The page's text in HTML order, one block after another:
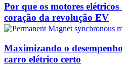
Por que os motores
coração da revolução EV
Maximizando o
carro elétrico certo